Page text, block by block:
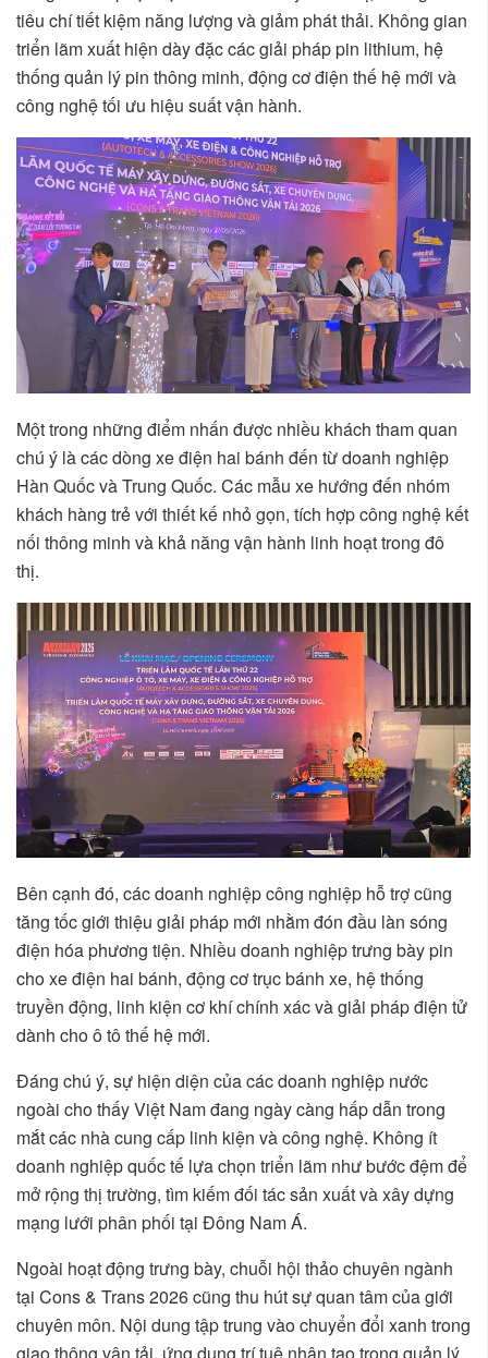
tiêu chí tiết kiệm năng lượng và giảm phát thải. Không gian
triển lãm xuất hiện dày đặc các giải pháp pin lithium, hệ
thống quản lý pin thông minh, động cơ điện thế hệ mới và
công nghệ tối ưu hiệu suất vận hành.
Một trong những điểm nhấn được nhiều khách tham quan
chú ý là các dòng xe điện hai bánh đến từ doanh nghiệp
Hàn Quốc và Trung Quốc. Các mẫu xe hướng đến nhóm
khách hàng trẻ với thiết kế nhỏ gọn, tích hợp công nghệ kết
nối thông minh và khả năng vận hành linh hoạt trong đô
thị.
Bên cạnh đó, các doanh nghiệp công nghiệp hỗ trợ cũng
tăng tốc giới thiệu giải pháp mới nhằm đón đầu làn sóng
điện hóa phương tiện. Nhiều doanh nghiệp trưng bày pin
cho xe điện hai bánh, động cơ trục bánh xe, hệ thống
truyền động, linh kiện cơ khí chính xác và giải pháp điện tử
dành cho ô tô thế hệ mới.
Đáng chú ý, sự hiện diện của các doanh nghiệp nước
ngoài cho thấy Việt Nam đang ngày càng hấp dẫn trong
mắt các nhà cung cấp linh kiện và công nghệ. Không ít
doanh nghiệp quốc tế lựa chọn triển lãm như bước đệm để
mở rộng thị trường, tìm kiếm đối tác sản xuất và xây dựng
mạng lưới phân phối tại Đông Nam Á.
Ngoài hoạt động trưng bày, chuỗi hội thảo chuyên ngành
tại Cons & Trans 2026 cũng thu hút sự quan tâm của giới
chuyên môn. Nội dung tập trung vào chuyển đổi xanh trong